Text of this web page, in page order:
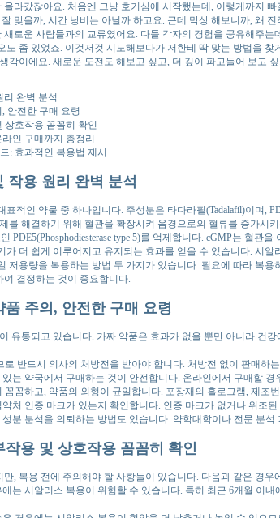
라갔잖아요. 처음엔 그냥 호기심에 시작했는데, 이렇게까지
맞을까, 시간 낭비는 아닐까 하고요. 근데 막상 해보니까, 왜
로운 사람들과의 교류였어요. 다들 각자의 경험을 공유해주
좀 있었죠. 이것저것 시도해보다가 저한테 딱 맞는 방법을
각이에요. 새로운 도전도 해보고 싶고, 더 깊이 파고들어 보고
리 완벽 분석
안전한 구매 요령
상호작용 꼼꼼히 확인
인 구매까지 총정리
: 효과적인 복용법 제시
작용 원리 완벽 분석
적인 약물 중 하나입니다. 주성분은 타다라필(Tadalafil)이며
를 해결하기 위해 혈관을 확장시켜 음경으로의 혈류를 증가시
PDE5(Phosphodiesterase type 5)를 억제합니다. cGMP는 혈
가 더 쉽게 이루어지고 유지되는 효과를 얻을 수 있습니다. 시
저용량을 복용하는 방법 두 가지가 있습니다. 필요에 따라 복
결정하는 것이 중요합니다.
주의, 안전한 구매 요령
유통되고 있습니다. 가짜 약품은 효과가 없을 뿐만 아니라 건
반드시 의사의 처방전을 받아야 합니다. 처방전 없이 판매하
는 약국에서 구매하는 것이 안전합니다. 온라인에서 구매할
꼼꼼하고, 약품의 외형이 균일합니다. 포장재의 홀로그램, 제
처 인증 마크가 있는지 확인합니다. 인증 마크가 없거나 위조
분 분석을 의뢰하는 방법도 있습니다. 약학대학이나 전문 분
용 및 상호작용 꼼꼼히 확인
, 복용 전에 주의해야 할 사항들이 있습니다. 다음과 같은 경
는 시알리스 복용이 위험할 수 있습니다. 특히 최근 6개월 이